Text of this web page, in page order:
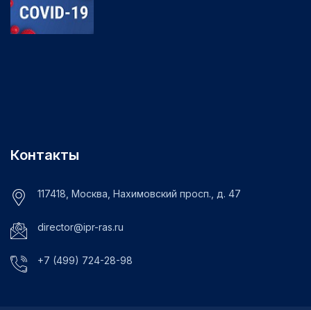
Контакты
117418, Москва, Нахимовский просп., д. 47
director@ipr-ras.ru
+7 (499) 724-28-98